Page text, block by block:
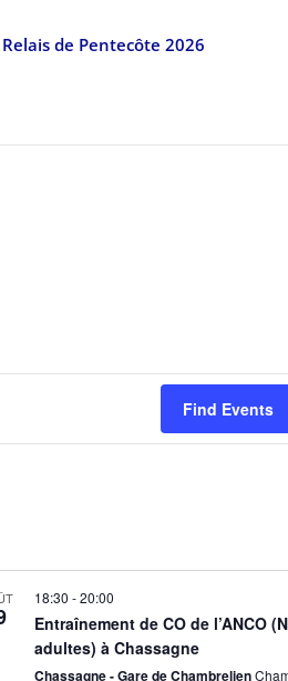
Relais de Pentecôte 2026
Find Events
18:30-20:00
Entraînement de CO de l’ANCO
adultes) à Chassagne
Chassagne - Gare de Chambrelien